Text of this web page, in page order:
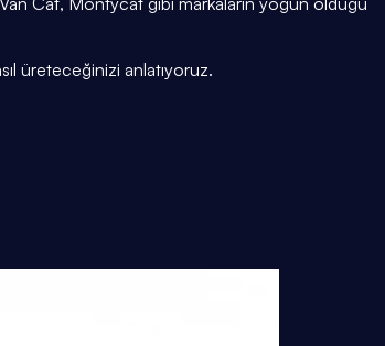
üreteceğinizi anlatıyoruz.